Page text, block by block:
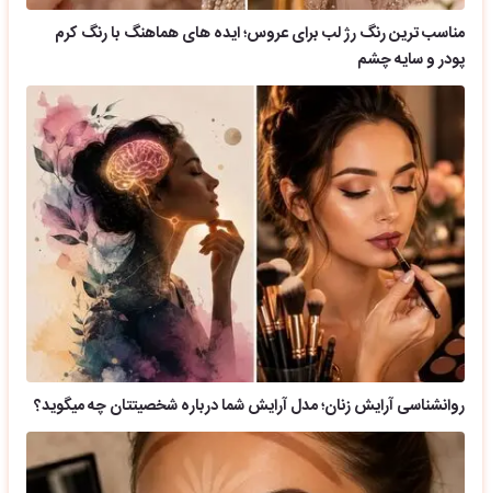
مناسب ترین رنگ رژ لب برای عروس؛ ایده های هماهنگ با رنگ کرم
پودر و سایه چشم
روانشناسی آرایش زنان؛ مدل آرایش شما درباره شخصیتتان چه میگوید؟